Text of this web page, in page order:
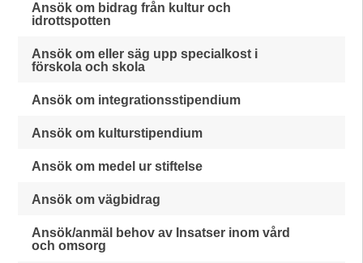
Ansök om bidrag från kultur och
idrottspotten
Ansök om eller säg upp specialkost i
förskola och skola
Ansök om integrationsstipendium
Ansök om kulturstipendium
Ansök om medel ur stiftelse
Ansök om vägbidrag
Ansök/anmäl behov av Insatser inom vård
och omsorg